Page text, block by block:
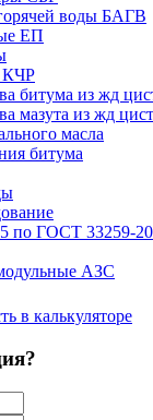
воды БАГВ
ЕП
КЧР
битума из жд
мазута из жд
масла
битума
по ГОСТ 33259-
АЗС
в калькуляторе